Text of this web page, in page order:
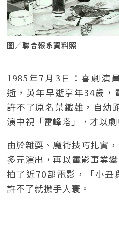
圖／聯合報系資料照
1985年7月3日：喜劇演
逝，英年早逝享年34歲，
許不了原名葉鐵雄，自幼
演中視「雷峰塔」，才以
由於雜耍、魔術技巧扎實
多元演出，再以電影事業
拍了近70部電影，「小丑
許不了就撒手人寰。